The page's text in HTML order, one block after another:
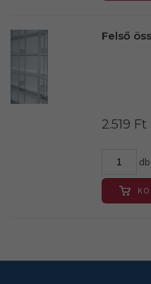
Felső
2.519 Ft
db